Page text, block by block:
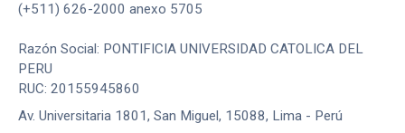
(+511) 626-2000 anexo 5705
Razón Social: PONTIFICIA UNIVERSIDAD CATOLICA DEL
PERU
RUC: 20155945860
Av. Universitaria 1801, San Miguel, 15088, Lima - Perú